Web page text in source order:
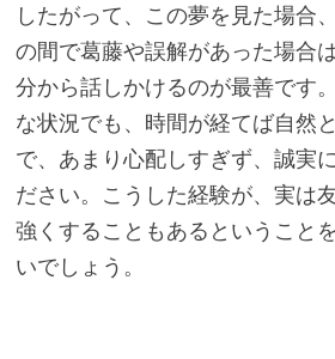
したがって、この夢を見た場合
の間で葛藤や誤解があった場合
分から話しかけるのが最善です
な状況でも、時間が経てば自然
で、あまり心配しすぎず、誠実
ださい。こうした経験が、実は
強くすることもあるということ
いでしょう。